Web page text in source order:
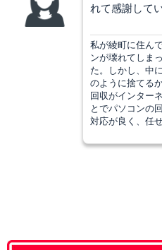
れて感謝して
私が綾町に住ん
ンが壊れてしま
た。しかし、中
のように捨てる
回収がインター
とでパソコンの
対応が良く、任